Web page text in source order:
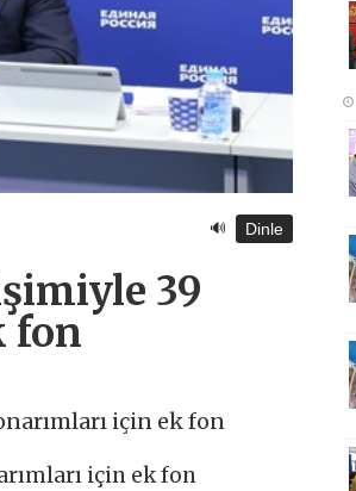
🔊 Dinle
39
fon
için ek fon
için ek fon